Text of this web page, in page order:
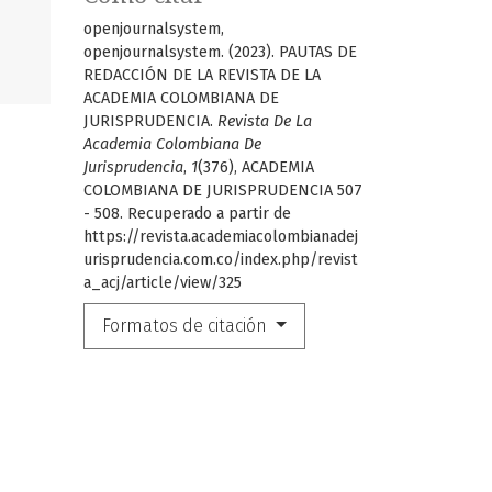
openjournalsystem,
openjournalsystem. (2023). PAUTAS DE
REDACCIÓN DE LA REVISTA DE LA
ACADEMIA COLOMBIANA DE
JURISPRUDENCIA. Revista De La
Academia Colombiana De
Jurisprudencia, 1(376), ACADEMIA
COLOMBIANA DE JURISPRUDENCIA 507
- 508. Recuperado a partir de
https://revista.academiacolombianadej
urisprudencia.com.co/index.php/revist
a_acj/article/view/325
Formatos de citación